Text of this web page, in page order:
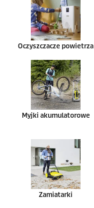
Oczyszczacze powietrza
Myjki akumulatorowe
Zamiatarki